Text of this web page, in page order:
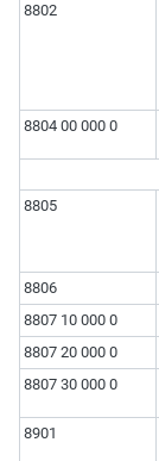
8802
8804 00 000 0
8805
8806
8807 10 000 0
8807 20 000 0
8807 30 000 0
8901